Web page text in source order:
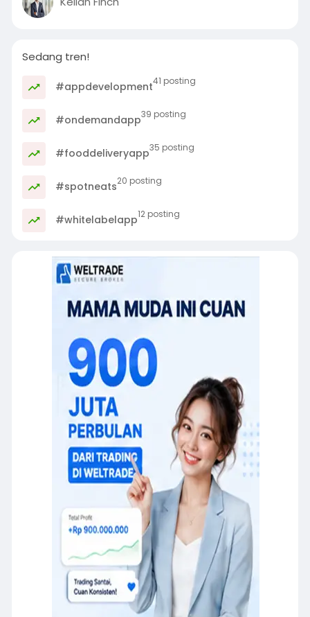
Sedang tren!
#appdevelopment41 posting
#ondemandapp39 posting
#fooddeliveryapp35 posting
#spotneats20 posting
#whitelabelapp12 posting